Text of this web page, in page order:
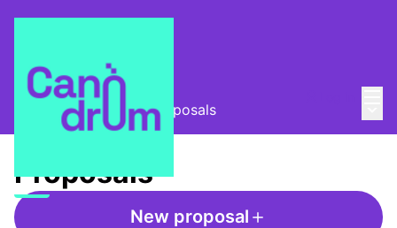
Taula Comunitària / Proposals
Proposals
New proposal